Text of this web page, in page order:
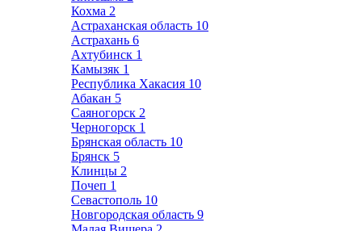
Кохма 2
Астраханская область 10
Астрахань 6
Ахтубинск 1
Камызяк 1
Республика Хакасия 10
Абакан 5
Саяногорск 2
Черногорск 1
Брянская область 10
Брянск 5
Клинцы 2
Почеп 1
Севастополь 10
Новгородская область 9